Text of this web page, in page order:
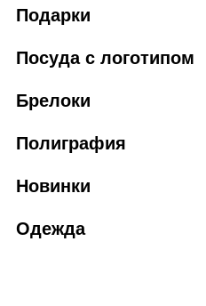
Подарки
Посуда с логотипом
Брелоки
Полиграфия
Новинки
Одежда